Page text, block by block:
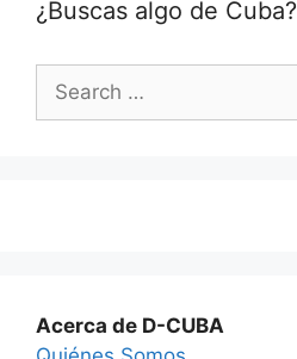
¿Buscas algo de Cuba?
Search
for:
Acerca de D-CUBA